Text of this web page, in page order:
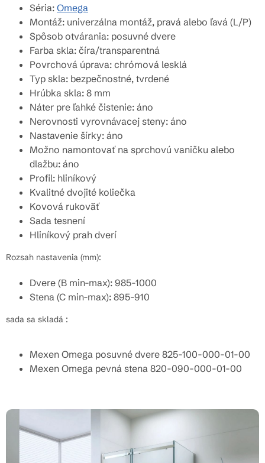
Séria: Omega
Montáž: univerzálna montáž, pravá alebo ľavá (L/P)
Spôsob otvárania: posuvné dvere
Farba skla: číra/transparentná
Povrchová úprava: chrómová lesklá
Typ skla: bezpečnostné, tvrdené
Hrúbka skla: 8 mm
Náter pre ľahké čistenie: áno
Nerovnosti vyrovnávacej steny: áno
Nastavenie šírky: áno
Možno namontovať na sprchovú vaničku alebo
dlažbu: áno
Profil: hliníkový
Kvalitné dvojité koliečka
Kovová rukoväť
Sada tesnení
Hliníkový prah dverí
Rozsah nastavenia (mm):
Dvere (B min-max): 985-1000
Stena (C min-max): 895-910
sada sa skladá :
Mexen Omega posuvné dvere 825-100-000-01-00
Mexen Omega pevná stena 820-090-000-01-00